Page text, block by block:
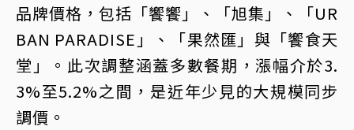
品牌價格，包括「饗饗」、「旭集」、「UR
BAN PARADISE」、「果然匯」與「饗食天
堂」。此次調整涵蓋多數餐期，漲幅介於3.
3%至5.2%之間，是近年少見的大規模同步
調價。